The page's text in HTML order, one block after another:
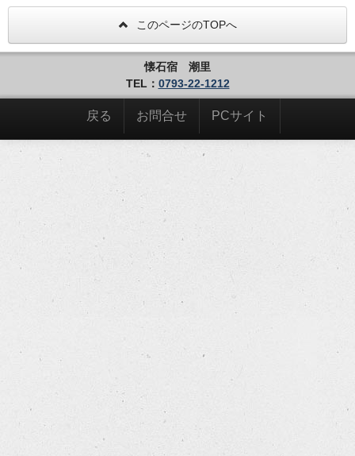
このページのTOPへ
懐石宿 潮里
TEL： 0793-22-1212
戻る お問合せ PCサイト